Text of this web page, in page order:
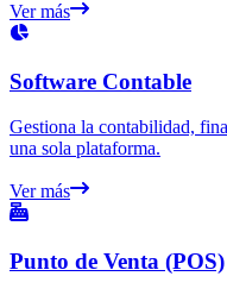
Ver más
Software Contable
Gestiona la contabilidad,
una sola plataforma.
Ver más
Punto de Venta (POS)